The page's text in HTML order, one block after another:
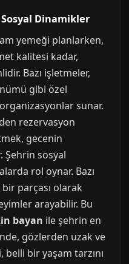
Dinamikler
yemeği planlarken,
kalitesi kadar,
Bazı işletmeler,
gibi özel
sunar.
rezervasyon
gecenin
Şehrin sosyal
rol oynar. Bazı
bir parçası olarak
arayabilir. Bu
bayan ile şehrin en
gözlerden uzak ve
bir yaşam tarzını